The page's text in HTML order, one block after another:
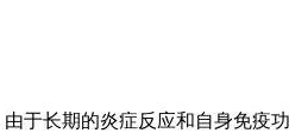
于长期的炎症反应和自身免疫